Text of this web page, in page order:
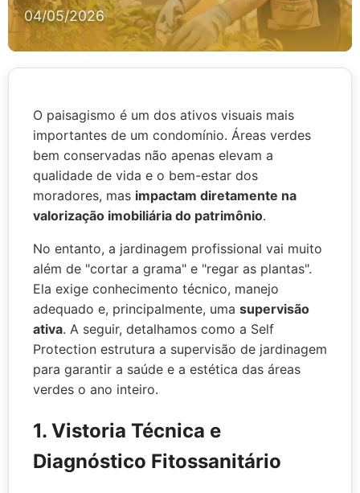
04/05/2026
O paisagismo é um dos ativos visuais mais
importantes de um condomínio. Áreas verdes
bem conservadas não apenas elevam a
qualidade de vida e o bem-estar dos
moradores, mas impactam diretamente na
valorização imobiliária do patrimônio.
No entanto, a jardinagem profissional vai muito
além de "cortar a grama" e "regar as plantas".
Ela exige conhecimento técnico, manejo
adequado e, principalmente, uma supervisão
ativa. A seguir, detalhamos como a Self
Protection estrutura a supervisão de jardinagem
para garantir a saúde e a estética das áreas
verdes o ano inteiro.
1. Vistoria Técnica e
Diagnóstico Fitossanitário